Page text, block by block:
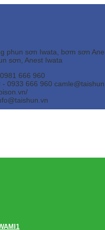
phun sơn Iwata, bơm sơn
sơn, Anest Iwata
0981 666 960
0933 666 960